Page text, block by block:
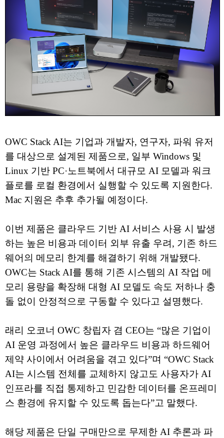
OWC Stack AI는 기업과 개발자, 연구자, 파워 유저
를 대상으로 설계된 제품으로, 일부 Windows 및
Linux 기반 PC·노트북에서 대규모 AI 모델과 워크
플로를 로컬 환경에서 실행할 수 있도록 지원한다.
Mac 지원은 추후 추가될 예정이다.
이번 제품은 클라우드 기반 AI 서비스 사용 시 발생
하는 높은 비용과 데이터 외부 유출 우려, 기존 하드
웨어의 메모리 한계를 해결하기 위해 개발됐다.
OWC는 Stack AI를 통해 기존 시스템의 AI 작업 메
모리 용량을 확장해 대형 AI 모델도 속도 저하나 충
돌 없이 안정적으로 구동할 수 있다고 설명했다.
래리 오코너 OWC 창립자 겸 CEO는 “많은 기업이
AI 운영 과정에서 높은 클라우드 비용과 하드웨어
제약 사이에서 어려움을 겪고 있다”며 “OWC Stack
AI는 시스템 전체를 교체하지 않고도 사용자가 AI
인프라를 직접 통제하고 민감한 데이터를 온프레미
스 환경에 유지할 수 있도록 돕는다”고 말했다.
해당 제품은 단일 구매만으로 무제한 AI 추론과 파